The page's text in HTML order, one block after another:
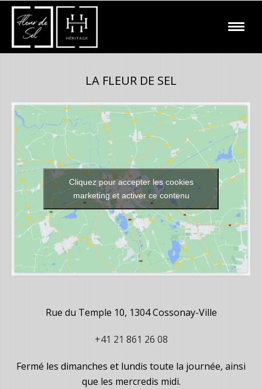
LA FLEUR DE SEL
Cliquez pour accepter les cookies
marketing et activer ce contenu
Rue du Temple 10, 1304 Cossonay-Ville
+41 21 861 26 08
Fermé les dimanches et lundis toute la journée, ainsi
que les mercredis midi.